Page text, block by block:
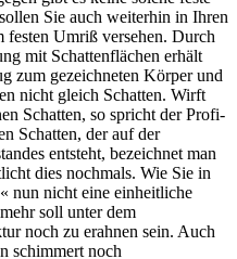
Sie auch weiterhin in Ihren
festen Umriß versehen. Durch
mit Schattenflächen erhält
zum gezeichneten Körper und
nicht gleich Schatten. Wirft
Schatten, so spricht der Profi-
Schatten, der auf der
entsteht, bezeichnet man
dies nochmals. Wie Sie in
nun nicht eine einheitliche
soll unter dem
noch zu erahnen sein. Auch
schimmert noch